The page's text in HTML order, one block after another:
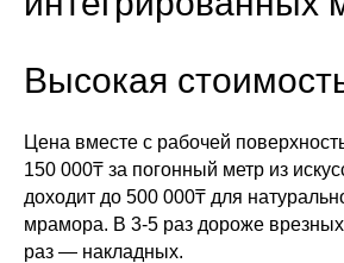
Высокая
Цена вместе с рабочей
150 000₸ за погонный метр из
доходит до 500 000₸ для
мрамора. В 3-5 раз дороже
раз — накладных.